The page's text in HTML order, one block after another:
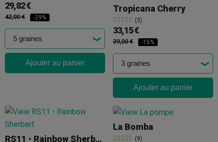
29,82 €
42,00 € -29%
Ajouter au panier
Tropicana Cherry
(3)
33,15 €
39,00 € -15%
Ajouter au panier
RS11 - Rainbow Sherbert
La Bomba
(9)